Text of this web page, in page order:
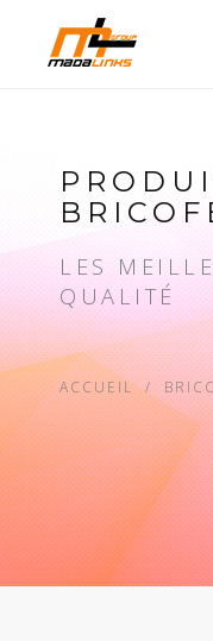
LES
QUALITÉ
ACCUEIL